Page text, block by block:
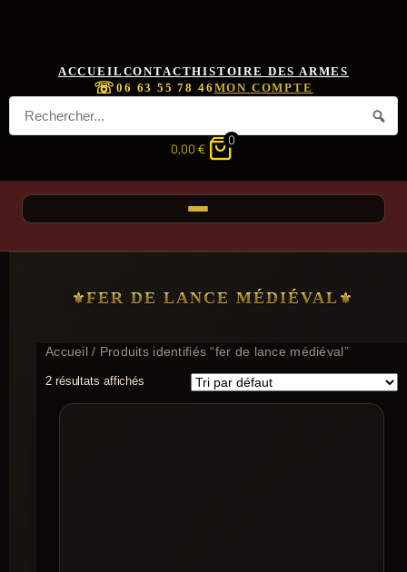
ACCUEIL CONTACTHISTOIRE DES ARMES
☏06 63 55 78 46 MON COMPTE
0,00 €
0
FER DE LANCE MÉDIÉVAL
Accueil/ Produits identifiés “fer de lance médiéval”
2 résultats affichés